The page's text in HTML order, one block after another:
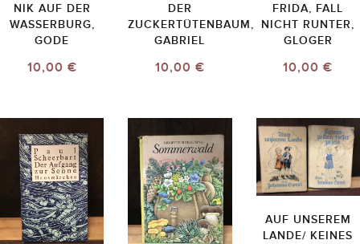
NIK AUF DER
WASSERBURG,
GODE
10,00 €
DER
ZUCKERTÜTENBAUM,
GABRIEL
10,00 €
FRIDA, FALL
NICHT RUNTER,
GLOGER
10,00 €
AUF UNSEREM
LANDE/ KEINES